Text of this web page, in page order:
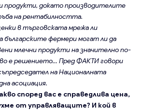
продукти, докато производителите
на рентабилността.
в търговската мрежа ли
българските фермери могат ли да
млечни продукти на значително по-
е решението… Пред ФАКТИ говори
на Националната
асоциация.
според вас е справедлива цена,
от управляващите? И кой в